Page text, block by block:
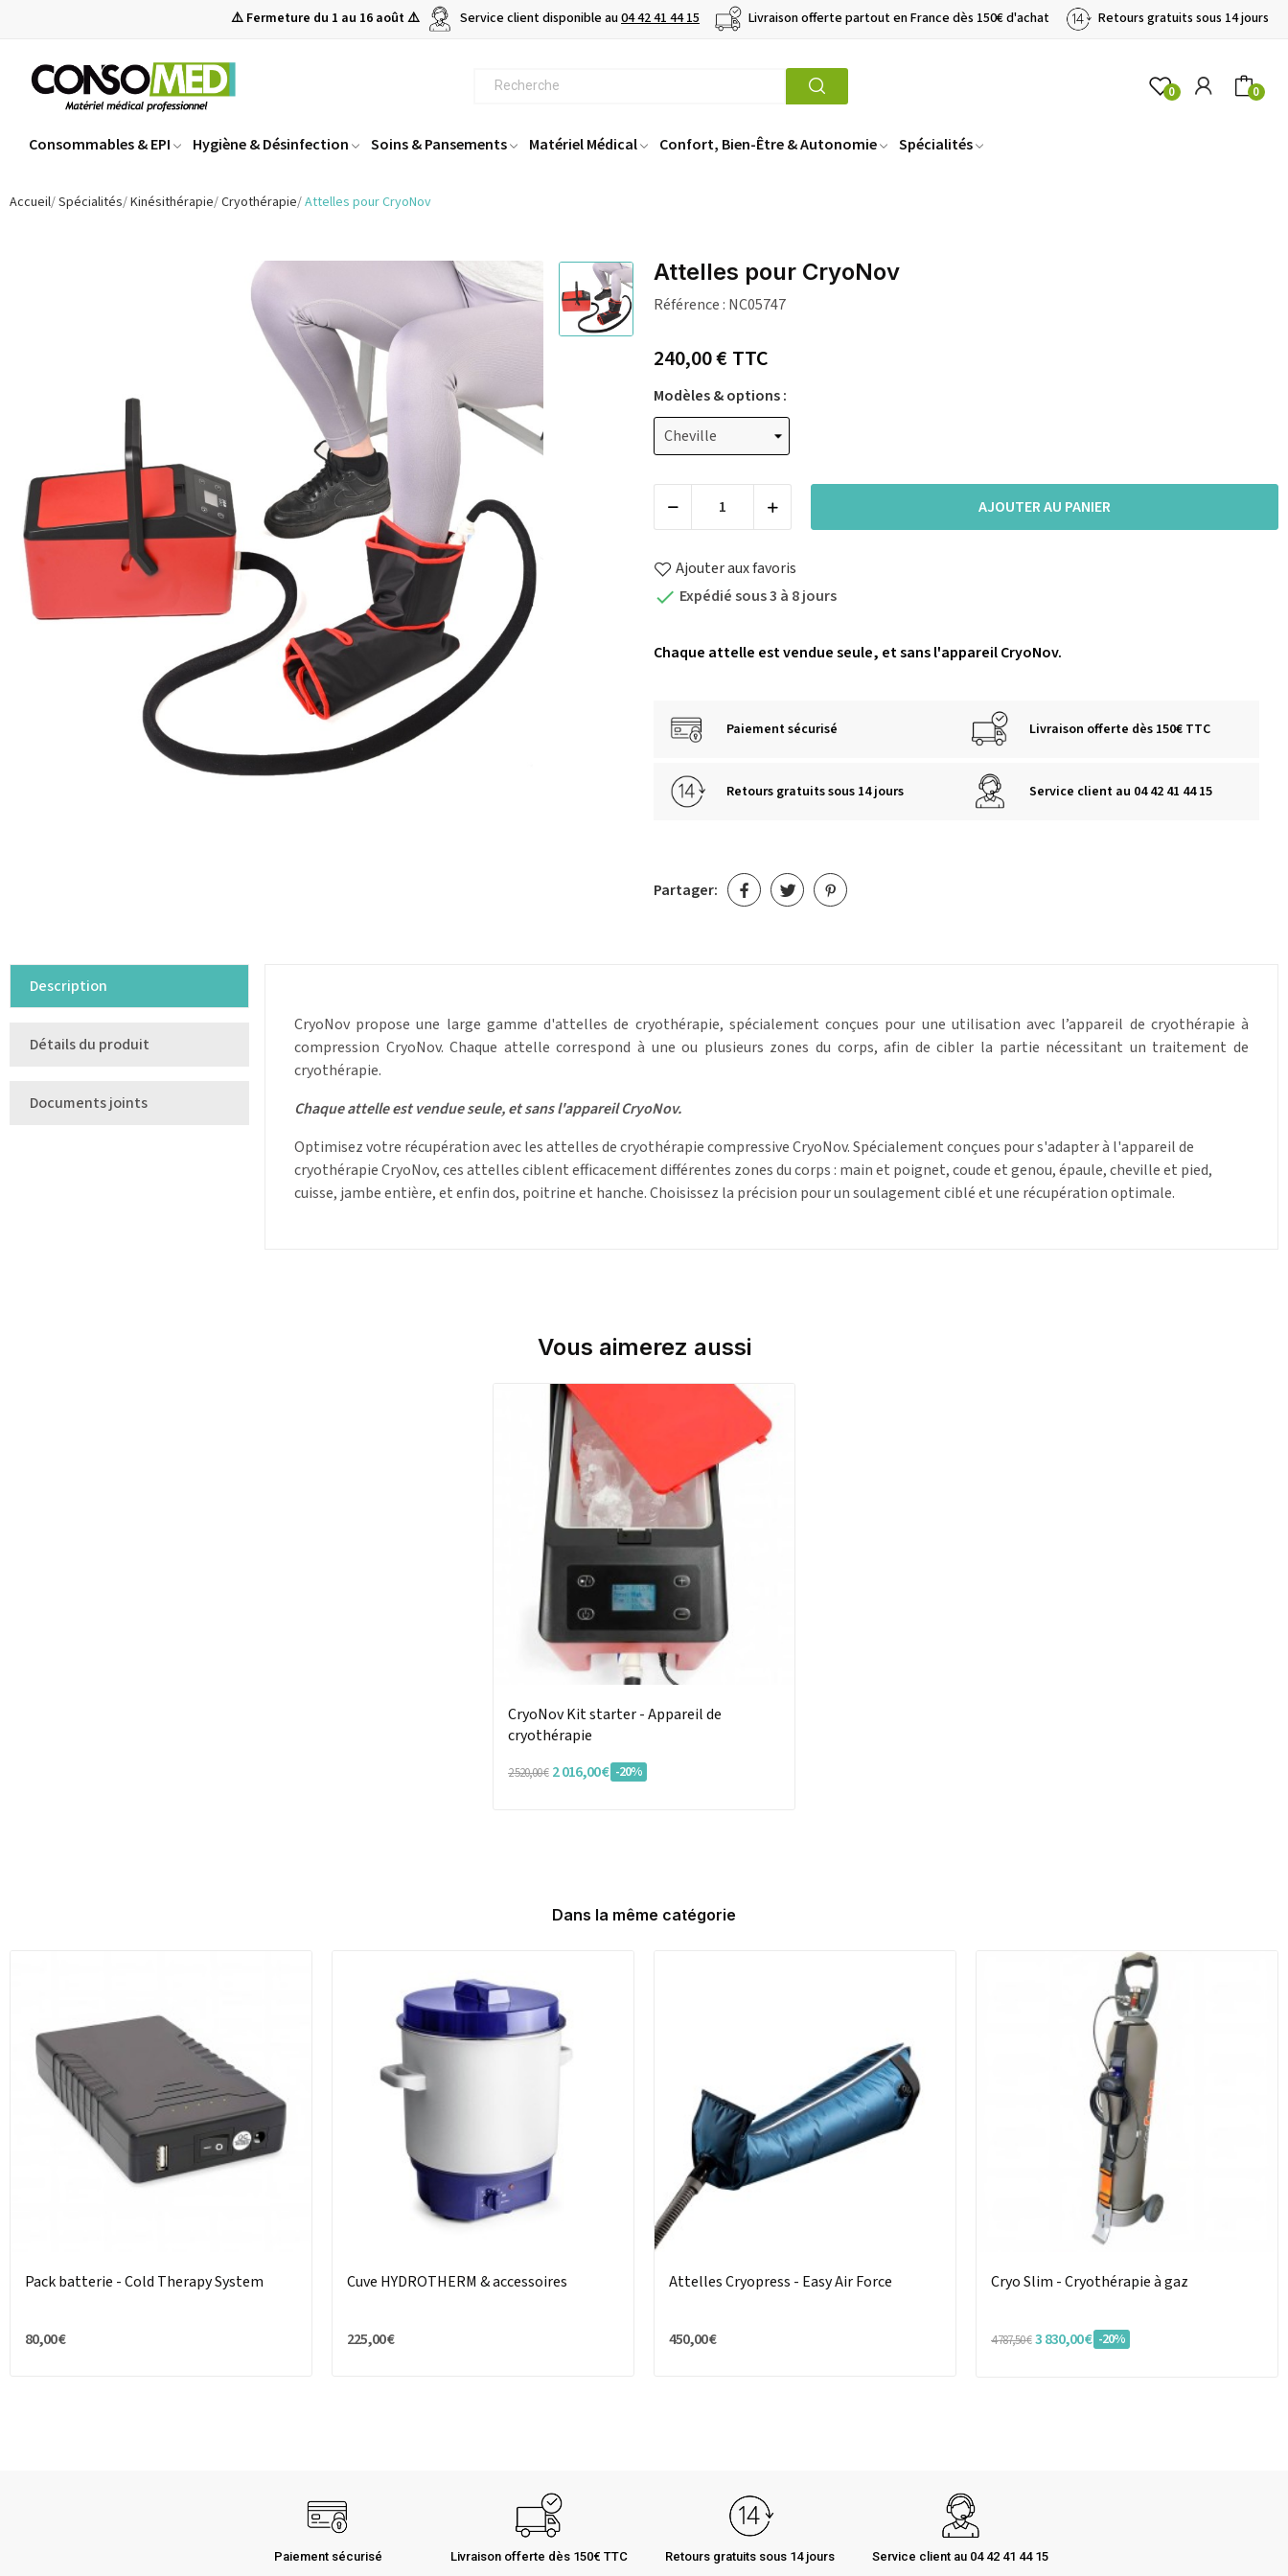
⚠️ Fermeture du 1 au 16 août ⚠️ Service client disponible au04 42 41 44 15 Livraison offerte partout en France dès 150€ d'achat Retours gratuits sous 14 jours
0 0
Consommables & EPI Hygiène & Désinfection Soins & Pansements Matériel Médical Confort, Bien-Être & Autonomie Spécialités
Accueil Spécialités Kinésithérapie Cryothérapie Attelles pour CryoNov
Attelles pour CryoNov
Référence : NC05747
240,00 €TTC
Modèles & options :
AJOUTER AU PANIER
Ajouter aux favoris
 Expédié sous 3 à 8 jours
Chaque attelle est vendue seule, et sans l'appareil CryoNov.
Paiement sécurisé Livraison offerte dès 150€ TTC
Retours gratuits sous 14 jours Service client au 04 42 41 44 15
Partager:
Description
Détails du produit
Documents joints
CryoNov propose une large gamme d'attelles de cryothérapie, spécialement conçues pour une utilisation avec l’appareil de cryothérapie à
compression CryoNov. Chaque attelle correspond à une ou plusieurs zones du corps, afin de cibler la partie nécessitant un traitement de
cryothérapie.
Chaque attelle est vendue seule, et sans l'appareil CryoNov.
Optimisez votre récupération avec les attelles de cryothérapie compressive CryoNov. Spécialement conçues pour s'adapter à l'appareil de
cryothérapie CryoNov, ces attelles ciblent efficacement différentes zones du corps : main et poignet, coude et genou, épaule, cheville et pied,
cuisse, jambe entière, et enfin dos, poitrine et hanche. Choisissez la précision pour un soulagement ciblé et une récupération optimale.
Vous aimerez aussi
CryoNov Kit starter - Appareil de
cryothérapie
2 520,00 € 2 016,00 € -20%
Dans la même catégorie
Pack batterie - Cold Therapy System
80,00 €
Cuve HYDROTHERM & accessoires
225,00 €
Attelles Cryopress - Easy Air Force
450,00 €
Cryo Slim - Cryothérapie à gaz
4 787,50 €3 830,00 € -20%
Paiement sécurisé Livraison offerte dès 150€ TTC Retours gratuits sous 14 jours Service client au 04 42 41 44 15